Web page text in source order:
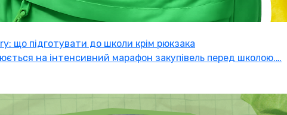
що підготувати до школи крім рюкзака
на інтенсивний марафон закупівель перед школою.…